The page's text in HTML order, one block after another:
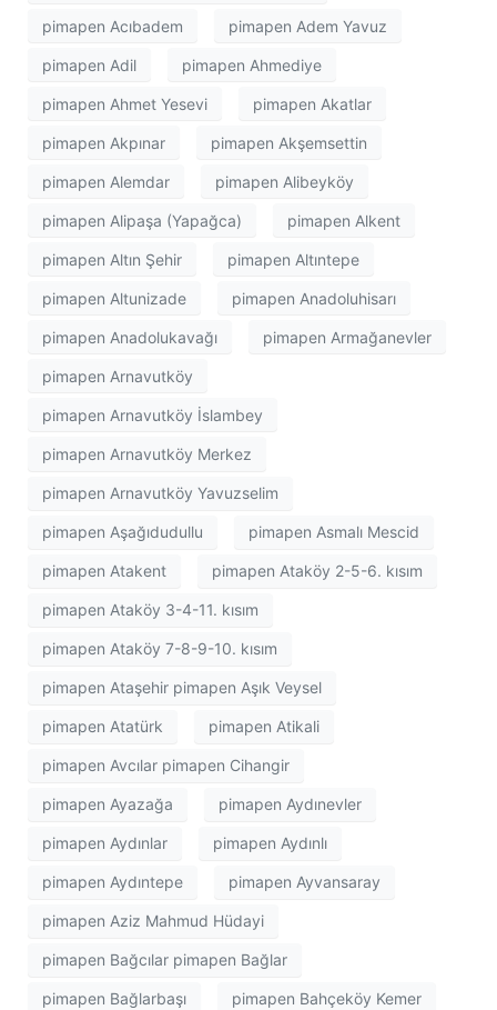
pimapen Acıbadem pimapen Adem Yavuz
pimapen Adil pimapen Ahmediye
pimapen Ahmet Yesevi pimapen Akatlar
pimapen Akpınar pimapen Akşemsettin
pimapen Alemdar pimapen Alibeyköy
pimapen Alipaşa (Yapağca) pimapen Alkent
pimapen Altın Şehir pimapen Altıntepe
pimapen Altunizade pimapen Anadoluhisarı
pimapen Anadolukavağı pimapen Armağanevler
pimapen Arnavutköy
pimapen Arnavutköy İslambey
pimapen Arnavutköy Merkez
pimapen Arnavutköy Yavuzselim
pimapen Aşağıdudullu pimapen Asmalı Mescid
pimapen Atakent pimapen Ataköy 2-5-6. kısım
pimapen Ataköy 3-4-11. kısım
pimapen Ataköy 7-8-9-10. kısım
pimapen Ataşehir pimapen Aşık Veysel
pimapen Atatürk pimapen Atikali
pimapen Avcılar pimapen Cihangir
pimapen Ayazağa pimapen Aydınevler
pimapen Aydınlar pimapen Aydınlı
pimapen Aydıntepe pimapen Ayvansaray
pimapen Aziz Mahmud Hüdayi
pimapen Bağcılar pimapen Bağlar
pimapen Bağlarbaşı pimapen Bahçeköy Kemer